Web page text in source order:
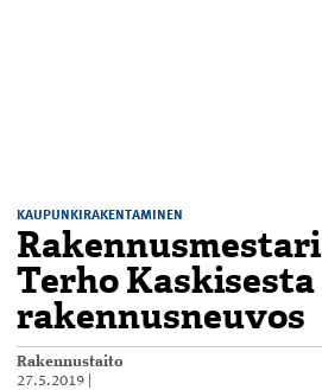
KAUPUNKIRAKENTAMINEN
Rakennusmestari
Terho Kaskisesta
rakennusneuvos
Rakennustaito
27.5.2019